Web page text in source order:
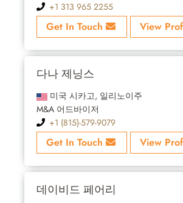
+1 313 965 2255
Get In Touch View
다나 제닝스
미국 시카고, 일리노이주
M&A 어드바이저
+1 (815)-579-9079
Get In Touch View
데이비드 페어리